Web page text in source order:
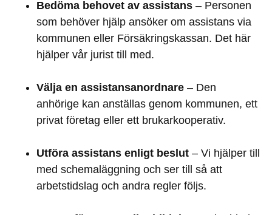
Bedöma behovet av assistans – Personen
som behöver hjälp ansöker om assistans via
kommunen eller Försäkringskassan. Det här
hjälper vår jurist till med.
Välja en assistansanordnare – Den
anhörige kan anställas genom kommunen, ett
privat företag eller ett brukarkooperativ.
Utföra assistans enligt beslut – Vi hjälper till
med schemaläggning och ser till så att
arbetstidslag och andra regler följs.